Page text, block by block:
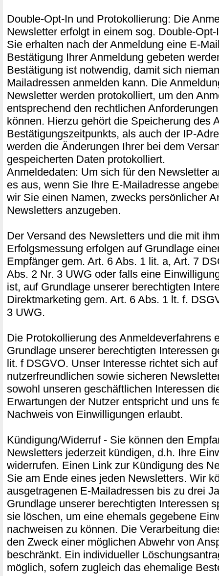
Double-Opt-In und Protokollierung: Die
Newsletter erfolgt in einem sog. Double-
Sie erhalten nach der Anmeldung eine E-
Bestätigung Ihrer Anmeldung gebeten
Bestätigung ist notwendig, damit sich
Mailadressen anmelden kann. Die
Newsletter werden protokolliert, um den
entsprechend den rechtlichen
können. Hierzu gehört die Speicherung des
Bestätigungszeitpunkts, als auch der IP-
werden die Änderungen Ihrer bei dem
gespeicherten Daten protokolliert.
Anmeldedaten: Um sich für den Newsletter
es aus, wenn Sie Ihre E-Mailadresse
wir Sie einen Namen, zwecks persönlicher
Newsletters anzugeben.
Der Versand des Newsletters und die mit
Erfolgsmessung erfolgen auf Grundlage
Empfänger gem. Art. 6 Abs. 1 lit. a, Art. 7
Abs. 2 Nr. 3 UWG oder falls eine
ist, auf Grundlage unserer berechtigten
Direktmarketing gem. Art. 6 Abs. 1 lt. f.
3 UWG.
Die Protokollierung des Anmeldeverfahrens
Grundlage unserer berechtigten Interessen
lit. f DSGVO. Unser Interesse richtet sich
nutzerfreundlichen sowie sicheren
sowohl unseren geschäftlichen Interessen
Erwartungen der Nutzer entspricht und uns
Nachweis von Einwilligungen erlaubt.
Kündigung/Widerruf - Sie können den
Newsletters jederzeit kündigen, d.h. Ihre
widerrufen. Einen Link zur Kündigung des
Sie am Ende eines jeden Newsletters. Wir
ausgetragenen E-Mailadressen bis zu drei
Grundlage unserer berechtigten Interessen
sie löschen, um eine ehemals gegebene
nachweisen zu können. Die Verarbeitung
den Zweck einer möglichen Abwehr von
beschränkt. Ein individueller
möglich, sofern zugleich das ehemalige